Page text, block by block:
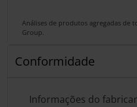
Análises de produtos agregadas de
Group.
Conformidade
Informações do